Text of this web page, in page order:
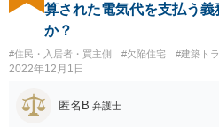
算された電気代を支払う義
か？
#住民・入居者・買主側 #欠陥住宅 #建築ト
2022年12月1日
匿名B 弁護士